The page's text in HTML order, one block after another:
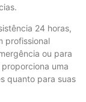
24 horas,
profissional
ou para
uma
quanto para suas